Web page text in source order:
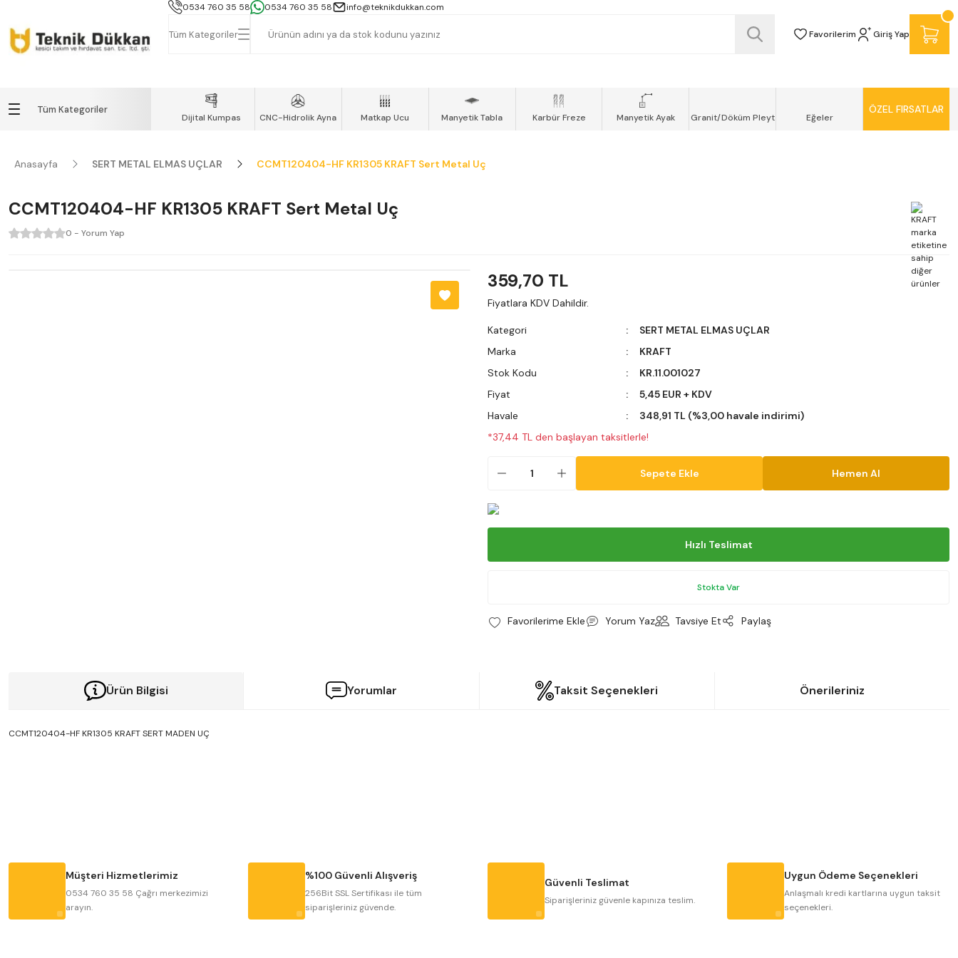
İSTANBUL, TEKİRDAĞ ve GEBZE İÇİN 13000TL ve ÜZERİ ALIŞVERİŞLERİNİZ AYNI GÜN MOTOKURYE İLE ÜCRETSİZ TESLİMAT ŞEKLİNDE KAPINIZDA !
0534 760 35 58 0534 760 35 58 info@teknikdukkan.com
Tüm Kategoriler Favorilerim Giriş Yap
Tüm Kategoriler
Dijital Kumpas CNC-Hidrolik Ayna Matkap Ucu Manyetik Tabla Karbür Freze Manyetik Ayak Granit/Döküm Pleyt Eğeler
ÖZEL FIRSATLAR
Anasayfa SERT METAL ELMAS UÇLAR CCMT120404-HF KR1305 KRAFT Sert Metal Uç
CCMT120404-HF KR1305 KRAFT Sert Metal Uç
0 - Yorum Yap
359,70 TL
Fiyatlara KDV Dahildir.
Kategori
SERT METAL ELMAS UÇLAR
Marka
KRAFT
Stok Kodu
KR.11.001027
Fiyat
5,45 EUR + KDV
Havale
348,91 TL (%3,00 havale indirimi)
*37,44 TL den başlayan taksitlerle!
Sepete Ekle Hemen Al
Hızlı Teslimat
Stokta Var
Yorum Yaz Tavsiye Et Paylaş
Ürün Bilgisi Yorumlar Taksit Seçenekleri Önerileriniz
CCMT120404-HF KR1305 KRAFT SERT MADEN UÇ
Ürün bilgilerinde hatalar bulunuyor.
Ürün fiyatı diğer sitelerden daha pahalı.
Bu ürüne benzer farklı alternatifler olmalı.
Müşteri Hizmetlerimiz
0534 760 35 58 Çağrı merkezimizi
arayın.
%100 Güvenli Alışveriş
256Bit SSL Sertifikası ile tüm
siparişleriniz güvende.
Güvenli Teslimat
Siparişleriniz güvenle kapınıza teslim.
Uygun Ödeme Seçenekleri
Anlaşmalı kredi kartlarına uygun taksit
seçenekleri.